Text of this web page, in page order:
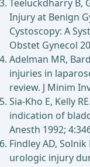
Teeluckdharry B,
Injury at Benign
Cystoscopy: A
Obstet Gynecol
Adelman MR,
injuries in
review. J Minim
Sia-Kho E, Kelly
indication of
Anesth 1992;
Findley AD,
urologic injury